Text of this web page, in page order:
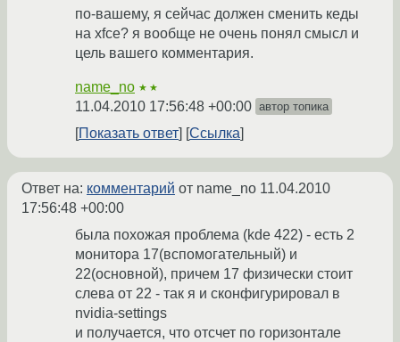
по-вашему, я сейчас должен сменить кеды
на xfce? я вообще не очень понял смысл и
цель вашего комментария.
name_no ★★
11.04.2010 17:56:48 +00:00 автор топика
Показать ответ Ссылка
Ответ на: комментарий от name_no 11.04.2010
17:56:48 +00:00
была похожая проблема (kde 422) - есть 2
монитора 17(вспомогательный) и
22(основной), причем 17 физически стоит
слева от 22 - так я и сконфигурировал в
nvidia-settings
и получается, что отсчет по горизонтале